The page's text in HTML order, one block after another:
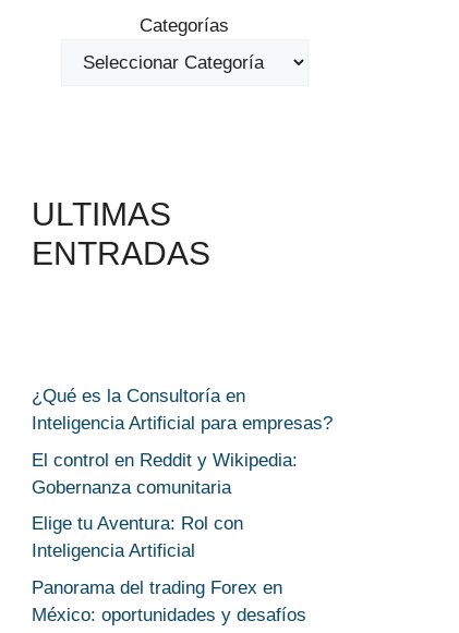
Categorías
ULTIMAS
ENTRADAS
¿Qué es la Consultoría en
Inteligencia Artificial para empresas?
El control en Reddit y Wikipedia:
Gobernanza comunitaria
Elige tu Aventura: Rol con
Inteligencia Artificial
Panorama del trading Forex en
México: oportunidades y desafíos